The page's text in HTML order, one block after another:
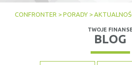
CONFRONTER > PORADY >
TWOJE FINANSE
BLOG